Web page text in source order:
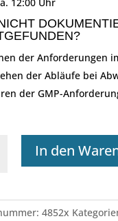
der Anforderungen
der Abläufe bei
der GMP-
In den
4852x